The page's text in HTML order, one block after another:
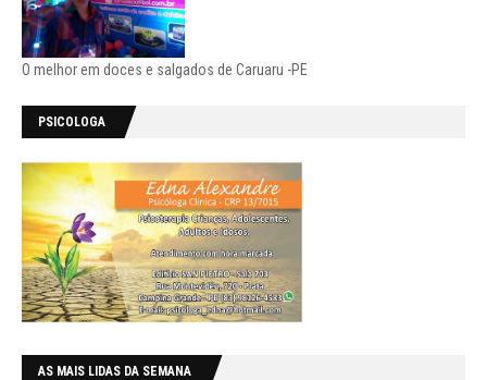
O melhor em doces e salgados de Caruaru -PE
PSICOLOGA
AS MAIS LIDAS DA SEMANA